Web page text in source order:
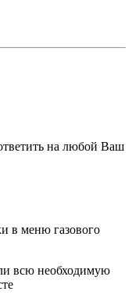
на любой Ваш
в меню газового
всю необходимую